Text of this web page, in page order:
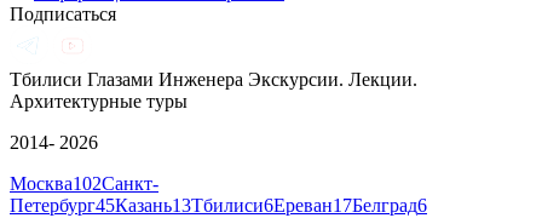
Подписаться
Тбилиси Глазами Инженера Экскурсии. Лекции.
Архитектурные туры
2014- 2026
Москва102Санкт-
Петербург45Казань13Тбилиси6Ереван17Белград6